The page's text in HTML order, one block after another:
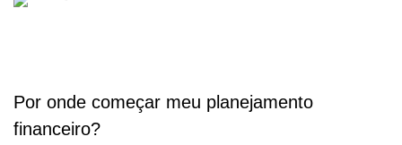
Por onde começar meu planejamento
financeiro?